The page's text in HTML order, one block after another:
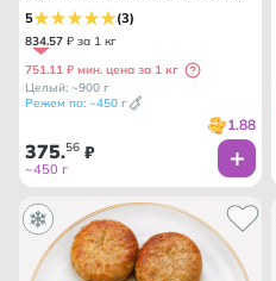
5 (3)
834.57 ₽ за 1 кг
751.11 ₽ мин. цена за 1 кг
Целый: ~900 г
Режем по: ~450 г
1.88
375.56 ₽
~450 г